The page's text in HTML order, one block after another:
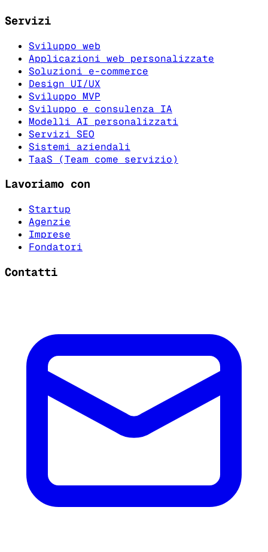
Servizi
Sviluppo web
Applicazioni web personalizzate
Soluzioni e-commerce
Design UI/UX
Sviluppo MVP
Sviluppo e consulenza IA
Modelli AI personalizzati
Servizi SEO
Sistemi aziendali
TaaS (Team come servizio)
Lavoriamo con
Startup
Agenzie
Imprese
Fondatori
Contatti